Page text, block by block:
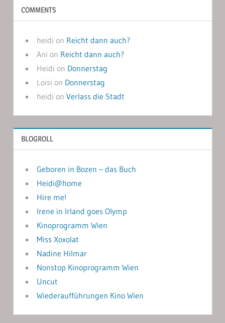
COMMENTS
heidi on Reicht dann auch?
Ani on Reicht dann auch?
Heidi on Donnerstag
Loisi on Donnerstag
heidi on Verlass die Stadt
BLOGROLL
Geboren in Bozen – das Buch
Heidi@home
Hire me!
Irene in Irland goes Olymp
Kinoprogramm Wien
Miss Xoxolat
Nadine Hilmar
Nonstop Kinoprogramm Wien
Uncut
Wiederaufführungen Kino Wien